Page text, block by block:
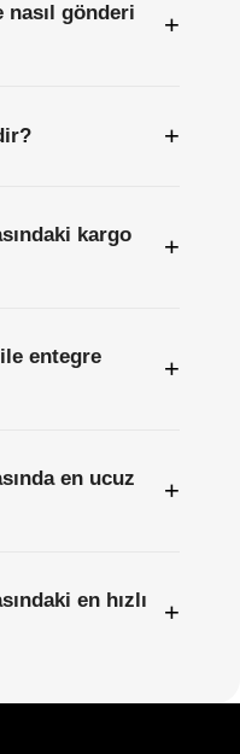
nasıl gönderi
+
+
kargo
+
entegre
+
en ucuz
+
en hızlı
+